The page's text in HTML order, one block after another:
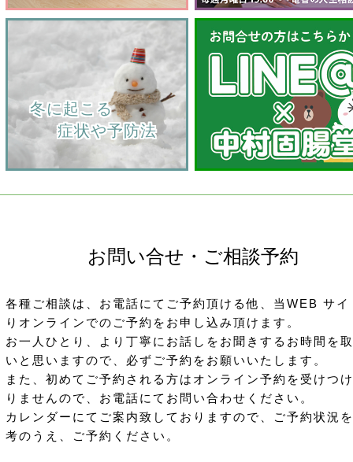
    冬に起こる
         症状や予防法
お問い合せ・ご相談予約
各種ご相談は、お電話にてご予約頂ける他、当WEB サイ
りオンラインでのご予約をお申し込み頂けます。
お一人ひとり、より丁寧にお話しをお聞きするお時間を
いと思いますので、必ずご予約をお願いいたします。
また、初めてご予約される方はオンライン予約を受けつ
りませんので、お電話にてお問い合わせください。
カレンダーにてご案内致しておりますので、ご予約状況
考のうえ、ご予約ください。